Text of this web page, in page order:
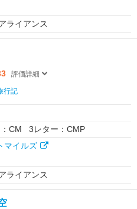
ライアンス
評価詳細
行記
：CM 3レター：CMP
マイルズ
ライアンス